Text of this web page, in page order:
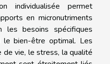
individualisée permet
en micronutriments
les besoins spécifiques
le bien-être optimal. Les
vie, le stress, la qualité